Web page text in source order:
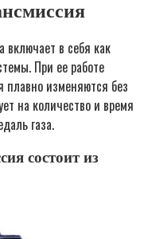
включает в себя как
При ее работе
изменяются без
на количество и время
газа.
состоит из